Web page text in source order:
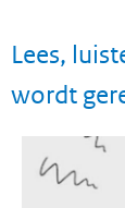
Lees,
wordt